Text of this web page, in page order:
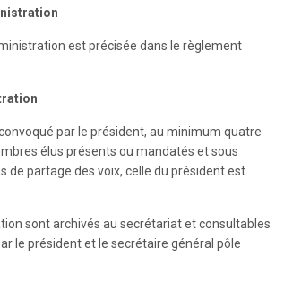
est précisée dans le règlement
par le président, au minimum quatre
élus présents ou mandatés et sous
de partage des voix, celle du président est
sont archivés au secrétariat et consultables
le président et le secrétaire général pôle